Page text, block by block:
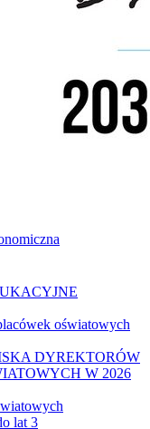
oświatowych
DYREKTORÓW
W 2026
lat 3